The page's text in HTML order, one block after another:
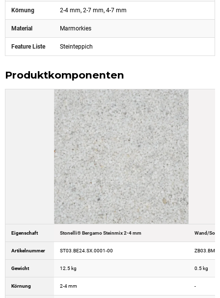
Körnung 2-4 mm, 2-7 mm, 4-7 mm
Material Marmorkies
Feature Liste Steinteppich
Produktkomponenten
Eigenschaft Stonelli® Bergamo Steinmix 2-4 mm Wand/
Artikelnummer ST03.BE24.SX.0001-00
Gewicht 12.5 kg 0.5 kg
Körnung 2-4 mm -